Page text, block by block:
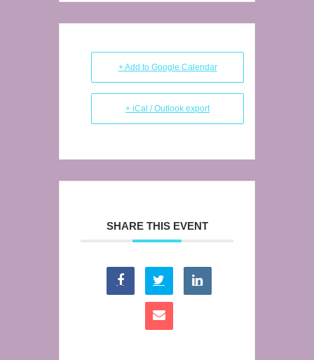
+ Add to Google Calendar
+ iCal / Outlook export
SHARE THIS EVENT